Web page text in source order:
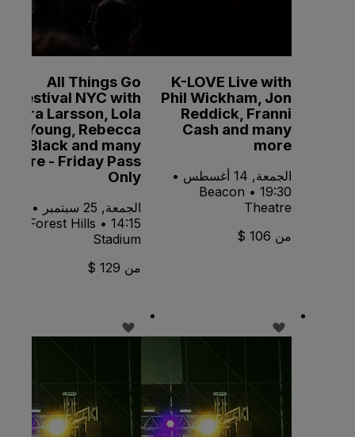
K-LOVE Live with
Phil Wickham, Jon
Reddick, Franni
Cash and many
more
الجمعة, 14 أغسطس •
19:30 • Beacon
Theatre
من 106 $
All Things Go
Festival NYC with
Zara Larsson, Lola
Young, Rebecca
Black and many
more - Friday Pass
Only
الجمعة, 25 سبتمبر •
14:15 • Forest Hills
Stadium
من 129 $